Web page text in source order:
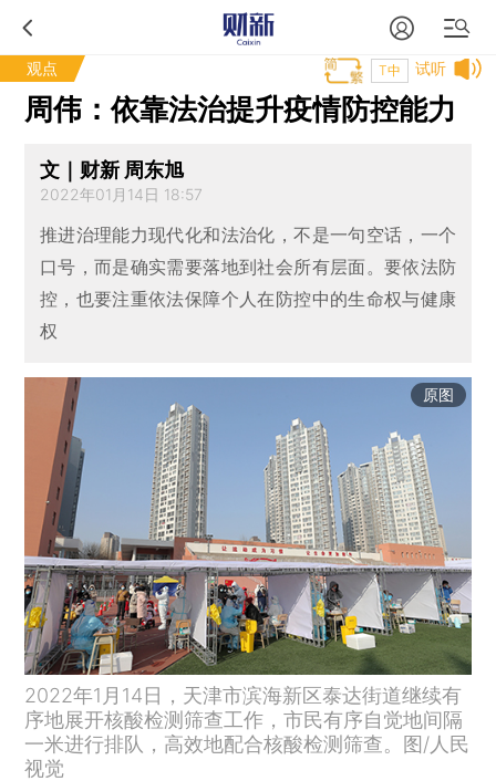
观点 试听
T中
周伟：依靠法治提升疫情防控能力
文｜财新 周东旭
2022年01月14日 18:57
推进治理能力现代化和法治化，不是一句空话，一个
口号，而是确实需要落地到社会所有层面。要依法防
控，也要注重依法保障个人在防控中的生命权与健康
权
原图
2022年1月14日，天津市滨海新区泰达街道继续有
序地展开核酸检测筛查工作，市民有序自觉地间隔
一米进行排队，高效地配合核酸检测筛查。图/人民
视觉